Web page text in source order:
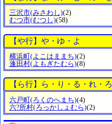
三沢市(みさわし)(2)
むつ市(むつし)(58)
【や行】や・ゆ・よ
横浜町 (よこはままち)(2)
蓬田村(よもぎたむら)(8)
【ら行】ら・り・る・れ・ろ
六戸町(ろくのへまち)(4)
六?所村(ろっかしょむら)(2)